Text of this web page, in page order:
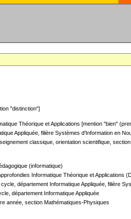
"distinction"]
Théorique et Applications [mention "bien"
Appliquée, filière Systèmes d'Information en
classique, orientation scientifique,
(informatique)
Informatique Théorique et Applications
cycle, département Informatique Appliquée, filière
département Informatique Appliquée
année, section Mathématiques-Physiques